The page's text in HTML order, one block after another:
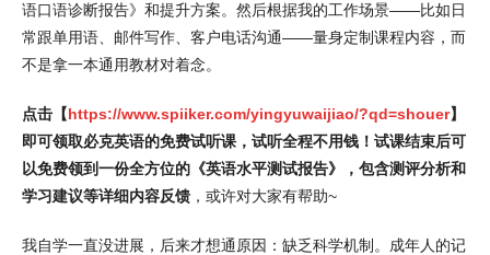
语口语诊断报告》和提升方案。然后根据我的工作场景——比如日
常跟单用语、邮件写作、客户电话沟通——量身定制课程内容，而
不是拿一本通用教材对着念。
点击【https://www.spiiker.com/yingyuwaijiao/?qd=shouer】
即可领取必克英语的免费试听课，试听全程不用钱！试课结束后可
以免费领到一份全方位的《英语水平测试报告》，包含测评分析和
学习建议等详细内容反馈 ，或许对大家有帮助~
我自学一直没进展，后来才想通原因：缺乏科学机制。成年人的记